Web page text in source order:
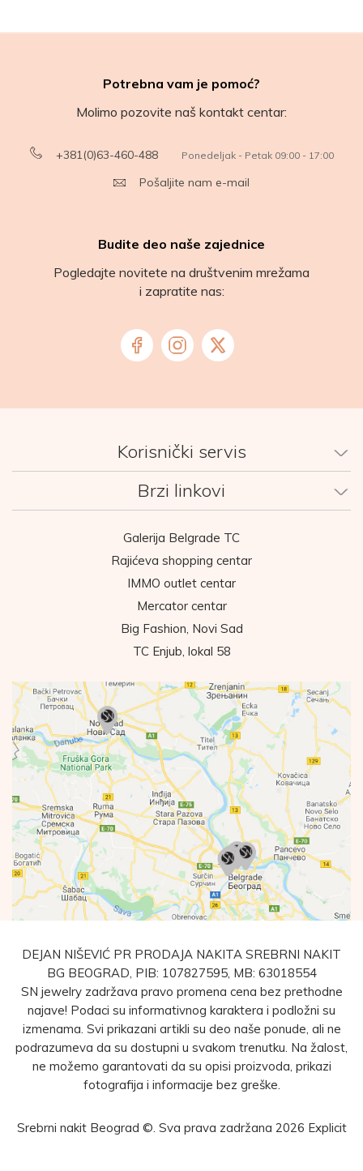
Potrebna vam je pomoć?
Molimo pozovite naš kontakt centar:
+381(0)63-460-488 Ponedeljak - Petak 09:00 - 17:00
Pošaljite nam e-mail
Budite deo naše zajednice
Pogledajte novitete na društvenim mrežama
i zapratite nas:
Korisnički servis
Brzi linkovi
Galerija Belgrade TC
Rajićeva shopping centar
IMMO outlet centar
Mercator centar
Big Fashion, Novi Sad
TC Enjub, lokal 58
DEJAN NIŠEVIĆ PR PRODAJA NAKITA SREBRNI NAKIT
BG BEOGRAD, PIB: 107827595, MB: 63018554
SN jewelry zadržava pravo promena cena bez prethodne
najave! Podaci su informativnog karaktera i podložni su
izmenama. Svi prikazani artikli su deo naše ponude, ali ne
podrazumeva da su dostupni u svakom trenutku. Na žalost,
ne možemo garantovati da su opisi proizvoda, prikazi
fotografija i informacije bez greške.
Srebrni nakit Beograd ©. Sva prava zadržana 2026 Explicit